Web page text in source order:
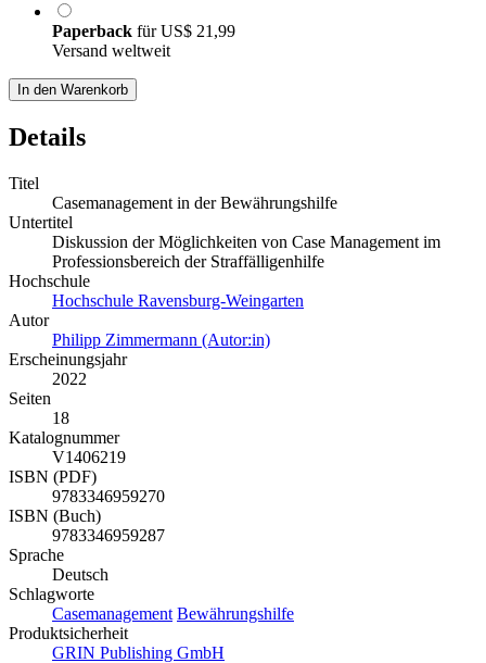
Paperback fürUS$ 21,99
Versand weltweit
In den Warenkorb
Details
Titel
Casemanagement in der Bewährungshilfe
Untertitel
Diskussion der Möglichkeiten von Case Management im
Professionsbereich der Straffälligenhilfe
Hochschule
Hochschule Ravensburg-Weingarten
Autor
Philipp Zimmermann (Autor:in)
Erscheinungsjahr
2022
Seiten
18
Katalognummer
V1406219
ISBN (PDF)
9783346959270
ISBN (Buch)
9783346959287
Sprache
Deutsch
Schlagworte
Casemanagement Bewährungshilfe
Produktsicherheit
GRIN Publishing GmbH